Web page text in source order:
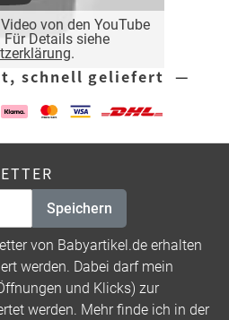
von den YouTube
Für Details siehe
.
schnell geliefert —
Speichern
von Babyartikel.de erhalten
werden. Dabei darf mein
und Klicks) zur
werden. Mehr finde ich in der